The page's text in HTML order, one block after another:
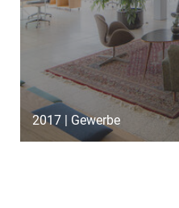
2017 | Gewerbe